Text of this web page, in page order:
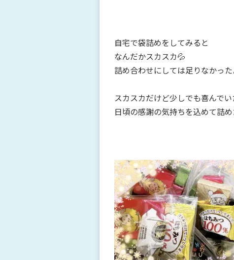
自宅で袋詰めをしてみると
なんだかスカスカ💦
詰め合わせにしては足りなかっ
スカスカだけど少しでも喜んで
日頃の感謝の気持ちを込めて詰